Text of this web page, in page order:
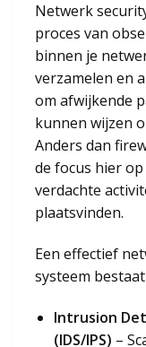
Netwerk
proces van
binnen je
verzamelen en
om afwijkende
kunnen wijzen
Anders dan
de focus hier
verdachte
plaatsvinden.
Een effectief
systeem
Intrusion
(IDS/IPS) –